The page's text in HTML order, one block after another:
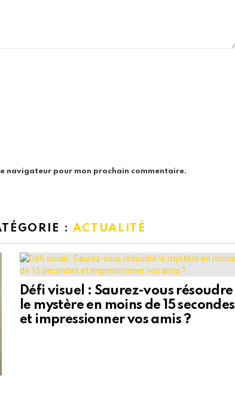
navigateur pour mon prochain commentaire.
: ACTUALITÉ
Défi visuel : Saurez-vous résoudre
le mystère en moins de 15 secondes
et impressionner vos amis ?